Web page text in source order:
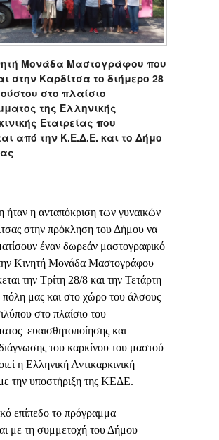
Μονάδα Μαστογράφου που
στην Καρδίτσα το διήμερο 28
στο πλαίσιο
της Ελληνικής
Εταιρείας που
από την Κ.Ε.Δ.Ε. και το Δήμο
ήταν η ανταπόκριση των γυναικών
στην πρόκληση του Δήμου να
έναν δωρεάν μαστογραφικό
Κινητή Μονάδα Μαστογράφου
την Τρίτη 28/8 και την Τετάρτη
μας και στο χώρο του άλσους
στο πλαίσιο του
ευαισθητοποίησης και
του καρκίνου του μαστού
η Ελληνική Αντικαρκινική
την υποστήριξη της ΚΕΔΕ.
επίπεδο το πρόγραμμα
με τη συμμετοχή του Δήμου